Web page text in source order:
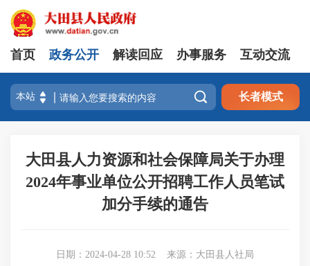
首页 政务公开 解读回应 办事服务 互动交流
 长者模式
大田县人力资源和社会保障局关于办理
2024年事业单位公开招聘工作人员笔试
加分手续的通告
日期：2024-04-28 10:52 来源：大田县人社局